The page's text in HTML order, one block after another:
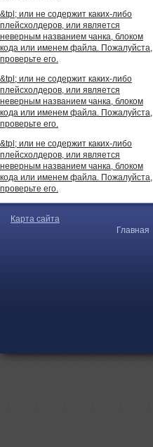
&tpl; или не содержит каких-либо
плейсхолдеров, или является
неверным названием чанка, блоком
кода или именем файла. Пожалуйста,
проверьте его.
&tpl; или не содержит каких-либо
плейсхолдеров, или является
неверным названием чанка, блоком
кода или именем файла. Пожалуйста,
проверьте его.
&tpl; или не содержит каких-либо
плейсхолдеров, или является
неверным названием чанка, блоком
кода или именем файла. Пожалуйста,
проверьте его.
Карта сайта
Главная